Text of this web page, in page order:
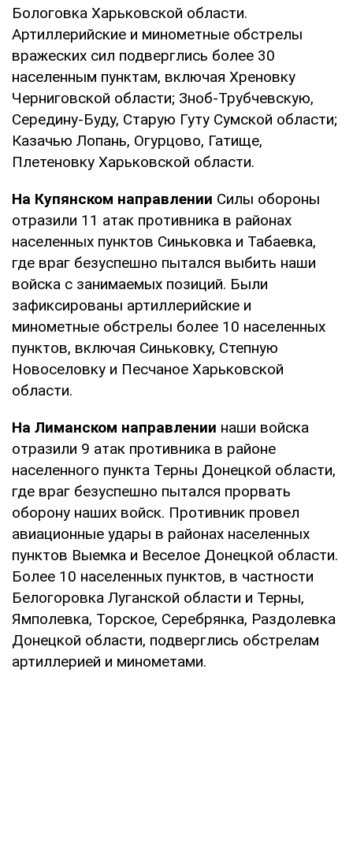
Бологовка Харьковской области.
Артиллерийские и минометные обстрелы
вражеских сил подверглись более 30
населенным пунктам, включая Хреновку
Черниговской области; Зноб-Трубчевскую,
Середину-Буду, Старую Гуту Сумской области;
Казачью Лопань, Огурцово, Гатище,
Плетеновку Харьковской области.
На Купянском направлении Силы обороны
отразили 11 атак противника в районах
населенных пунктов Синьковка и Табаевка,
где враг безуспешно пытался выбить наши
войска с занимаемых позиций. Были
зафиксированы артиллерийские и
минометные обстрелы более 10 населенных
пунктов, включая Синьковку, Степную
Новоселовку и Песчаное Харьковской
области.
На Лиманском направлении наши войска
отразили 9 атак противника в районе
населенного пункта Терны Донецкой области,
где враг безуспешно пытался прорвать
оборону наших войск. Противник провел
авиационные удары в районах населенных
пунктов Выемка и Веселое Донецкой области.
Более 10 населенных пунктов, в частности
Белогоровка Луганской области и Терны,
Ямполевка, Торское, Серебрянка, Раздолевка
Донецкой области, подверглись обстрелам
артиллерией и минометами.